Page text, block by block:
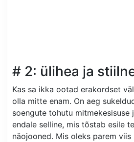
# 2: ülihea ja
Kas sa ikka ootad erakordset
olla mitte enam. On aeg
soengute tohutu mitmekesisuse
endale selline, mis tõstab esile
näojooned. Mis oleks parem viis